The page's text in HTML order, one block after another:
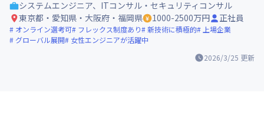
2026/3/25 更新
システムエンジニア、ITコンサル・セキュリティコンサル
東京都・愛知県・大阪府・福岡県
1000-2500万円 正社員
オンライン選考可 フレックス制度あり 新技術に積極的
上場企業
グローバル展開
女性エンジニアが活躍中